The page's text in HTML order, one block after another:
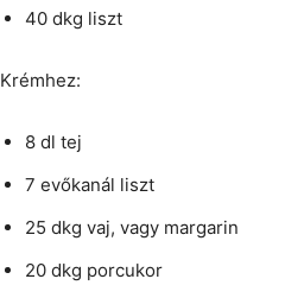
40 dkg liszt
Krémhez:
8 dl tej
7 evőkanál liszt
25 dkg vaj, vagy margarin
20 dkg porcukor